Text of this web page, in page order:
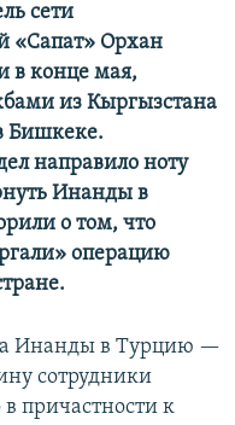
сети
«Сапат» Орхан
в конце мая,
из Кыргызстана
Бишкеке.
направило ноту
Инанды в
о том, что
операцию
Инанды в Турцию —
сотрудники
причастности к